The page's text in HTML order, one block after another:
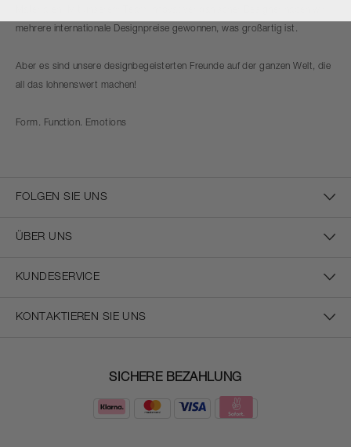
mehrere internationale Designpreise gewonnen, was großartig ist.
Aber es sind unsere designbegeisterten Freunde auf der ganzen Welt, die
all das lohnenswert machen!
Form. Function. Emotions
FOLGEN SIE UNS
ÜBER UNS
KUNDESERVICE
KONTAKTIEREN SIE UNS
SICHERE BEZAHLUNG